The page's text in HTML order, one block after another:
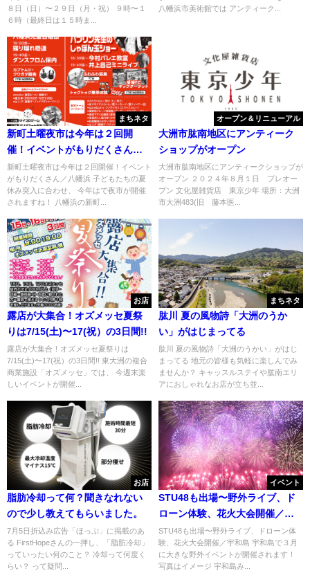
８日（日）〜２９日（月・祝） ９時〜１
６時（最終日は１５時ま...
八幡浜市美術館では アンティーク...
まちネタ
新町土曜夜市は今年は２回開
催！イベントがもりだくさん／
八幡浜
新町土曜夜市は今年は２回開催！イベント
がもりだくさん／八幡浜 子どもたちの夏
休み突入に合わせ、 今年はで夜市が開催
されますね！ 八幡浜の新町...
オープン＆リニューアル
大洲市肱南地区にアンティーク
ショップがオープン
大洲市肱南地区にアンティークショップが
オープン ２０２４年８月１日 プレオー
プン 文化屋雑貨店 東京少年 場所：大洲
市大洲483(旧 藤本医...
お店
露店が大集合！オズメッセ夏祭
りは7/15(土)〜17(祝）の3日間!!
露店が大集合！オズメッセ夏祭りは
7/15(土)〜17(祝）の3日間!! 東大洲の複合
商業施設「オズメッセ」では、 今週末楽
しいイベントが開催...
まちネタ
肱川 夏の風物詩「大洲のうか
い」がはじまってる
肱川 夏の風物詩「大洲のうかい」がはじ
まってる 地元の皆様も気軽に楽しんでみ
ませんか？ キャッスルステイや肱南エリ
アにおしゃれなお店が立ち並...
お店
脂肪冷却って何？聞きなれない
ので少し教えてもらいました。
7月5日折込み広告「ほっぷ」に掲載のあ
る FirstHopeさんの一押し、「脂肪冷却」
っていったい何のこと？ 冷却って何度く
らい？ って疑問...
イベント
STU48も出場〜野外ライブ、ド
ローン体験、花火大会開催／宇
和島
STU48も出場〜野外ライブ、ドローン体
験、花火大会開催／宇和島 宇和島で３月
に大きな野外イベントが開催されます！
写真はイメージ 宇和島み...